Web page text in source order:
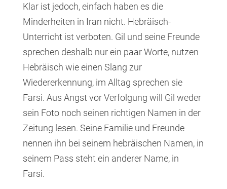
Klar ist jedoch, einfach haben es die
Minderheiten in Iran nicht. Hebräisch-
Unterricht ist verboten. Gil und seine Freunde
sprechen deshalb nur ein paar Worte, nutzen
Hebräisch wie einen Slang zur
Wiedererkennung, im Alltag sprechen sie
Farsi. Aus Angst vor Verfolgung will Gil weder
sein Foto noch seinen richtigen Namen in der
Zeitung lesen. Seine Familie und Freunde
nennen ihn bei seinem hebräischen Namen, in
seinem Pass steht ein anderer Name, in
Farsi.